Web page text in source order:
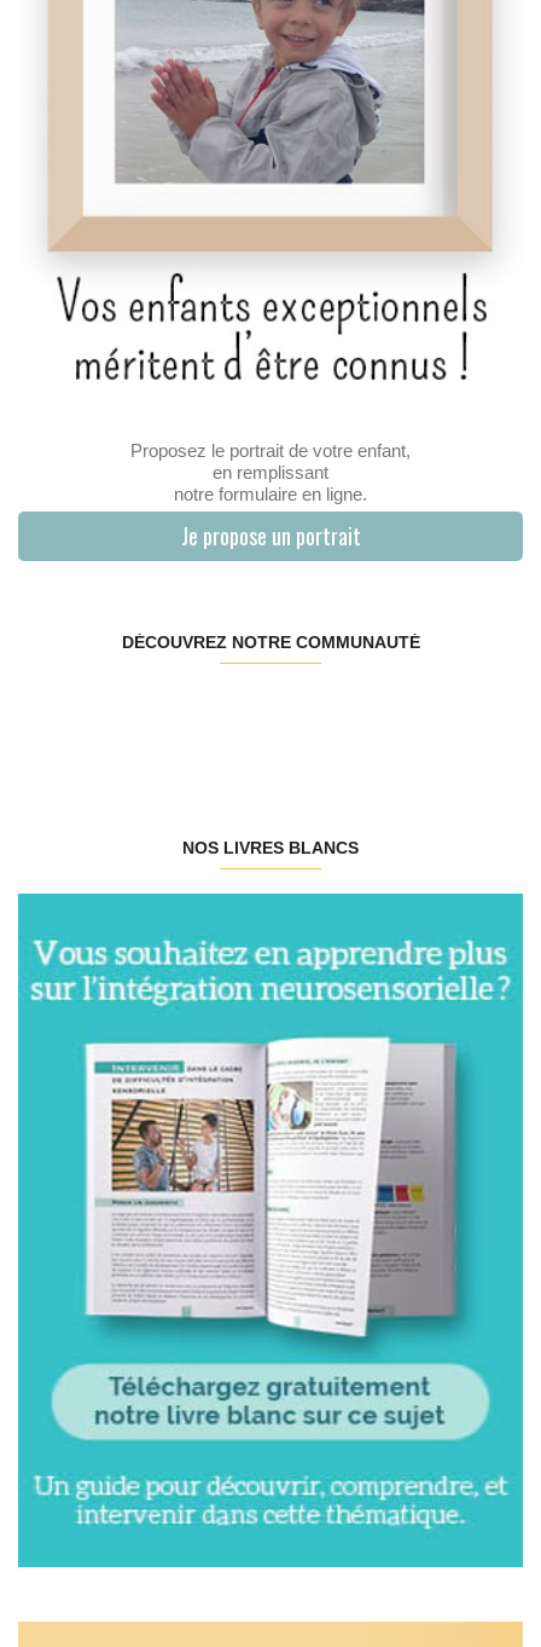
Proposez le portrait de votre enfant,
en remplissant
notre formulaire en ligne.
Je propose un portrait
DÉCOUVREZ NOTRE COMMUNAUTÉ
NOS LIVRES BLANCS